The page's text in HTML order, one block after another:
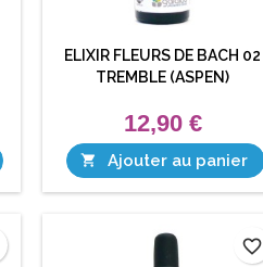
ELIXIR FLEURS DE BACH 02
TREMBLE (ASPEN)
12,90 €
 Ajouter au panier
favorite_border